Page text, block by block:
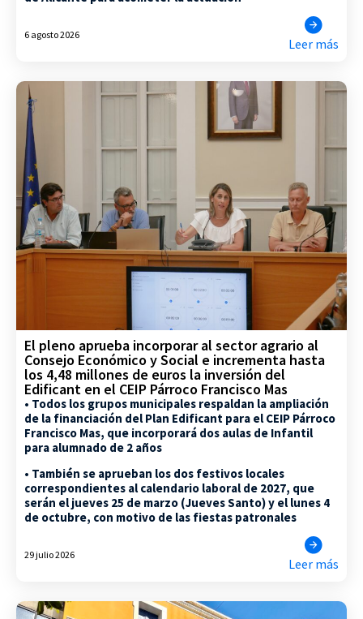
6 agosto 2026
Leer más
El pleno aprueba incorporar al sector agrario al
Consejo Económico y Social e incrementa hasta
los 4,48 millones de euros la inversión del
Edificant en el CEIP Párroco Francisco Mas
• Todos los grupos municipales respaldan la ampliación
de la financiación del Plan Edificant para el CEIP Párroco
Francisco Mas, que incorporará dos aulas de Infantil
para alumnado de 2 años
• También se aprueban los dos festivos locales
correspondientes al calendario laboral de 2027, que
serán el jueves 25 de marzo (Jueves Santo) y el lunes 4
de octubre, con motivo de las fiestas patronales
29 julio 2026
Leer más